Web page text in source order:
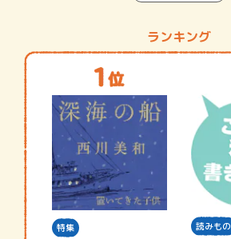
ランキング
特集 読みもの